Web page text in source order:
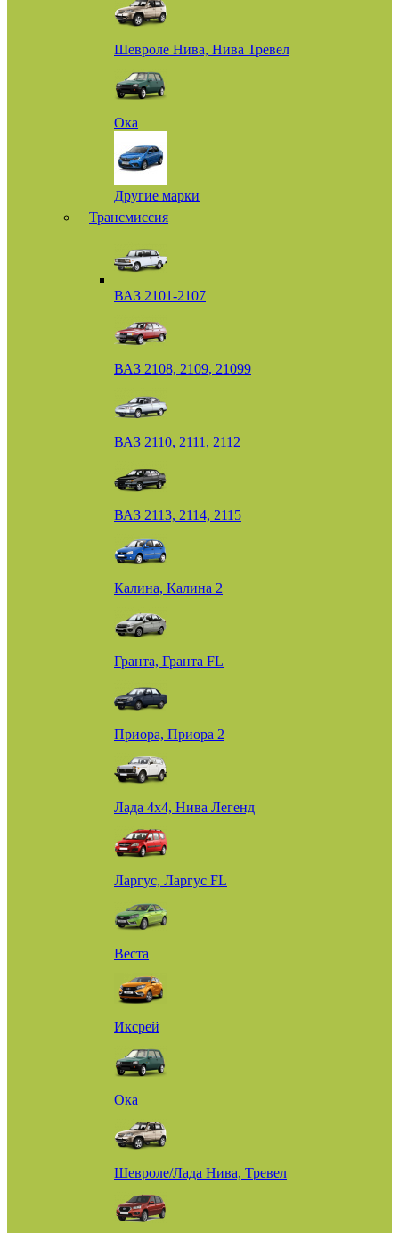
Шевроле Нива, Нива Тревел
Ока
Другие марки
Трансмиссия
ВАЗ 2101-2107
ВАЗ 2108, 2109, 21099
ВАЗ 2110, 2111, 2112
ВАЗ 2113, 2114, 2115
Калина, Калина 2
Гранта, Гранта FL
Приора, Приора 2
Лада 4х4, Нива Легенд
Ларгус, Ларгус FL
Веста
Иксрей
Ока
Шевроле/Лада Нива, Тревел